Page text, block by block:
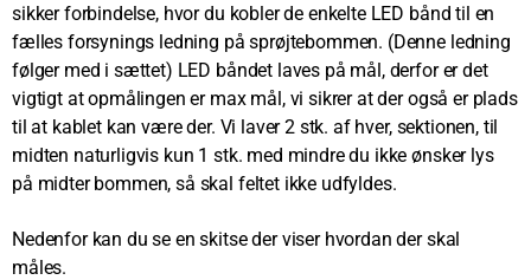
sikker forbindelse, hvor du kobler de enkelte LED bånd til en
fælles forsynings ledning på sprøjtebommen. (Denne ledning
følger med i sættet) LED båndet laves på mål, derfor er det
vigtigt at opmålingen er max mål, vi sikrer at der også er plads
til at kablet kan være der. Vi laver 2 stk. af hver, sektionen, til
midten naturligvis kun 1 stk. med mindre du ikke ønsker lys
på midter bommen, så skal feltet ikke udfyldes.
Nedenfor kan du se en skitse der viser hvordan der skal
måles.